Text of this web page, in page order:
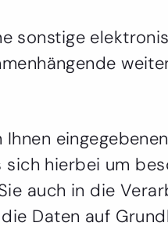
sonstige
sich hierbei um
auch in die
Daten auf